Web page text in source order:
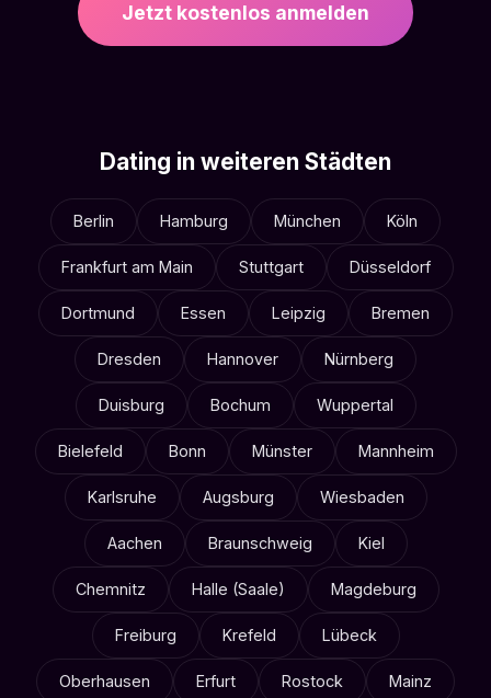
Jetzt kostenlos anmelden
Dating in weiteren Städten
Berlin Hamburg München Köln
Frankfurt am Main Stuttgart Düsseldorf
Dortmund Essen Leipzig Bremen
Dresden Hannover Nürnberg
Duisburg Bochum Wuppertal
Bielefeld Bonn Münster Mannheim
Karlsruhe Augsburg Wiesbaden
Aachen Braunschweig Kiel
Chemnitz Halle (Saale) Magdeburg
Freiburg Krefeld Lübeck
Oberhausen Erfurt Rostock Mainz